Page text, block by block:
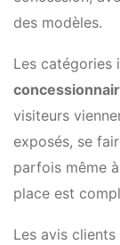
des modèles.
Les catégories
visiteurs
exposés, se
parfois même
place est
Les avis